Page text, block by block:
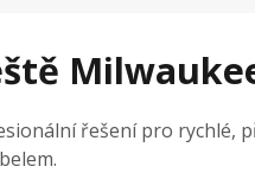
řešení pro rychlé,